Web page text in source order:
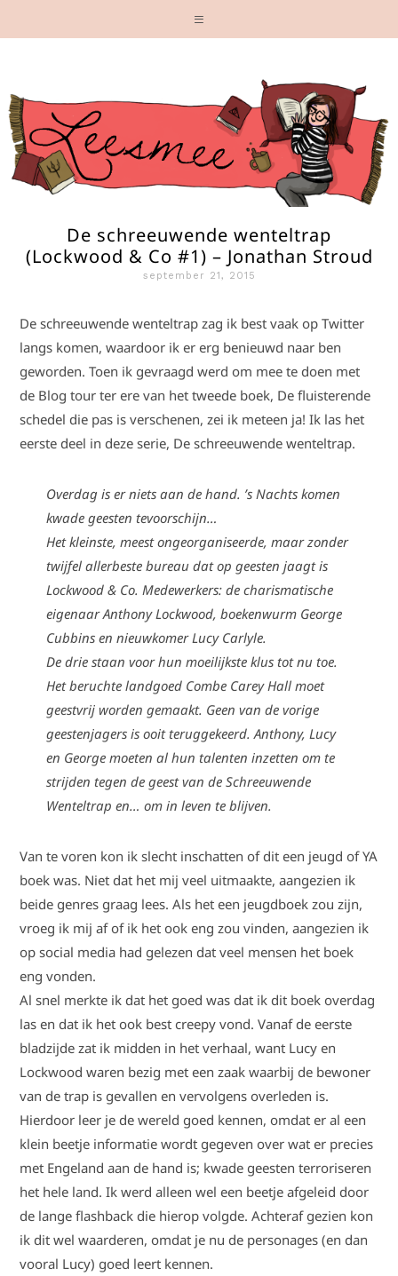
De schreeuwende wenteltrap
(Lockwood & Co #1) – Jonathan Stroud
september 21, 2015
De schreeuwende wenteltrap zag ik best vaak op Twitter
langs komen, waardoor ik er erg benieuwd naar ben
geworden. Toen ik gevraagd werd om mee te doen met
de Blog tour ter ere van het tweede boek, De fluisterende
schedel die pas is verschenen, zei ik meteen ja! Ik las het
eerste deel in deze serie, De schreeuwende wenteltrap.
Overdag is er niets aan de hand. ’s Nachts komen
kwade geesten tevoorschijn…
Het kleinste, meest ongeorganiseerde, maar zonder
twijfel allerbeste bureau dat op geesten jaagt is
Lockwood & Co. Medewerkers: de charismatische
eigenaar Anthony Lockwood, boekenwurm George
Cubbins en nieuwkomer Lucy Carlyle.
De drie staan voor hun moeilijkste klus tot nu toe.
Het beruchte landgoed Combe Carey Hall moet
geestvrij worden gemaakt. Geen van de vorige
geestenjagers is ooit teruggekeerd. Anthony, Lucy
en George moeten al hun talenten inzetten om te
strijden tegen de geest van de Schreeuwende
Wenteltrap en… om in leven te blijven.
Van te voren kon ik slecht inschatten of dit een jeugd of YA
boek was. Niet dat het mij veel uitmaakte, aangezien ik
beide genres graag lees. Als het een jeugdboek zou zijn,
vroeg ik mij af of ik het ook eng zou vinden, aangezien ik
op social media had gelezen dat veel mensen het boek
eng vonden.
Al snel merkte ik dat het goed was dat ik dit boek overdag
las en dat ik het ook best creepy vond. Vanaf de eerste
bladzijde zat ik midden in het verhaal, want Lucy en
Lockwood waren bezig met een zaak waarbij de bewoner
van de trap is gevallen en vervolgens overleden is.
Hierdoor leer je de wereld goed kennen, omdat er al een
klein beetje informatie wordt gegeven over wat er precies
met Engeland aan de hand is; kwade geesten terroriseren
het hele land. Ik werd alleen wel een beetje afgeleid door
de lange flashback die hierop volgde. Achteraf gezien kon
ik dit wel waarderen, omdat je nu de personages (en dan
vooral Lucy) goed leert kennen.